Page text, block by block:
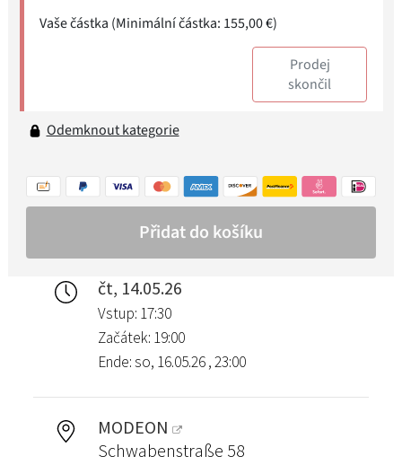
čt, 14.05.26
Vstup: 17:30
Začátek: 19:00
Ende: so, 16.05.26 , 23:00
MODEON
Schwabenstraße 58